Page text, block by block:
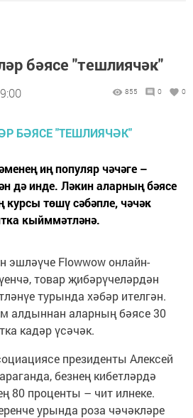
бәясе "тешлиячәк"
855 0 0
иң популяр чәчәге –
дә инде. Ләкин аларның бәясе
курсы төшү сәбәпле, чәчәк
кыйммәтләнә.
эшләүче Flowwow онлайн-
товар җибәрүчеләрдән
турында хәбәр ителгән.
алдыннан аларның бәясе 30
кадәр үсәчәк.
президенты Алексей
безнең кибетләрдә
80 проценты – чит илнеке.
урында роза чәчәкләре